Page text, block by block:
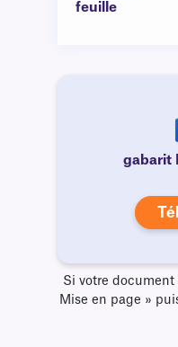
feuille
gabarit
Si votre
Mise en page »